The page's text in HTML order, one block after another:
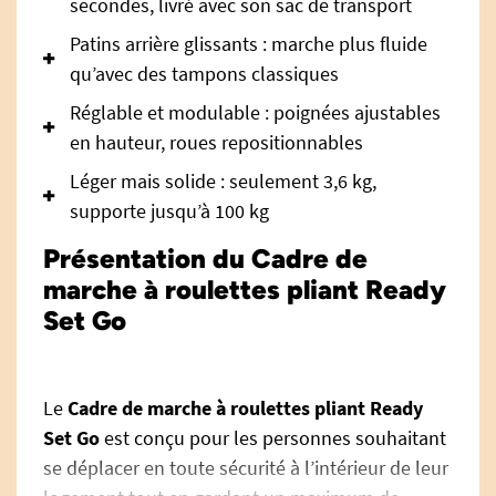
Patins arrière glissants : marche plus fluide
qu’avec des tampons classiques
Réglable et modulable : poignées ajustables
en hauteur, roues repositionnables
Léger mais solide : seulement 3,6 kg,
supporte jusqu’à 100 kg
Présentation du Cadre de
marche à roulettes pliant Ready
Set Go
LeCadre de marche à roulettes pliant Ready
Set Goest conçu pour les personnes souhaitant
se déplacer en toute sécurité à l’intérieur de leur